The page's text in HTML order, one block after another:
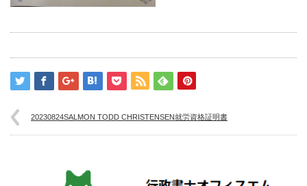
20230824SALMON TODD CHRISTENSEN就労資格証明書